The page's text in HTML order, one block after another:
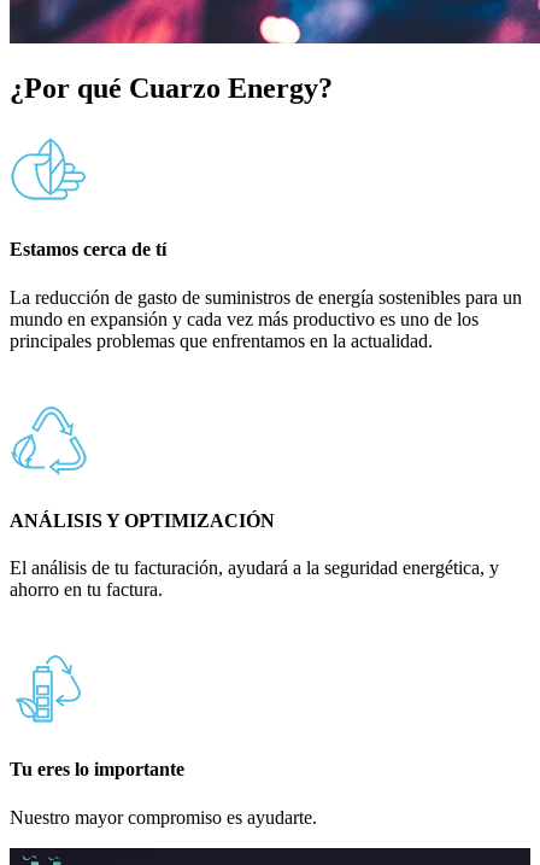
¿Por qué Cuarzo Energy?
Estamos cerca de tí
La reducción de gasto de suministros de energía sostenibles para un
mundo en expansión y cada vez más productivo es uno de los
principales problemas que enfrentamos en la actualidad.
ANÁLISIS Y OPTIMIZACIÓN
El análisis de tu facturación, ayudará a la seguridad energética, y
ahorro en tu factura.
Tu eres lo importante
Nuestro mayor compromiso es ayudarte.